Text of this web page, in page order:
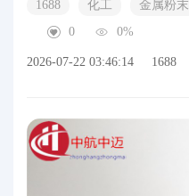
1688 化工 金属粉末
0
0%
2026-07-22 03:46:14 1688